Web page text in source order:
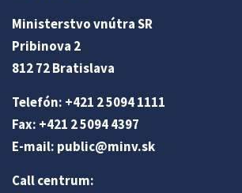
Ministerstvo vnútra SR
Pribinova 2
812 72 Bratislava
Telefón: +421 2 5094 1111
Fax: +421 2 5094 4397
E-mail: public@minv.sk
Call centrum: